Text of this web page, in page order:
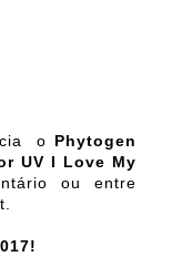
o Phytogen
UV I Love My
ou entre